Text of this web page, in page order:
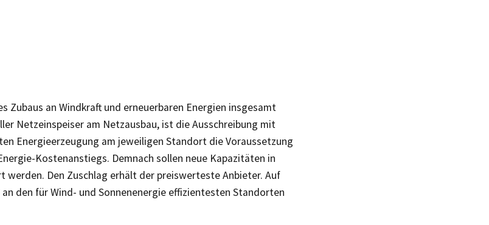
Zubaus an Windkraft und erneuerbaren Energien insgesamt
Netzeinspeiser am Netzausbau, ist die Ausschreibung mit
Energieerzeugung am jeweiligen Standort die Voraussetzung
Kostenanstiegs. Demnach sollen neue Kapazitäten in
werden. Den Zuschlag erhält der preiswerteste Anbieter. Auf
den für Wind- und Sonnenenergie effizientesten Standorten